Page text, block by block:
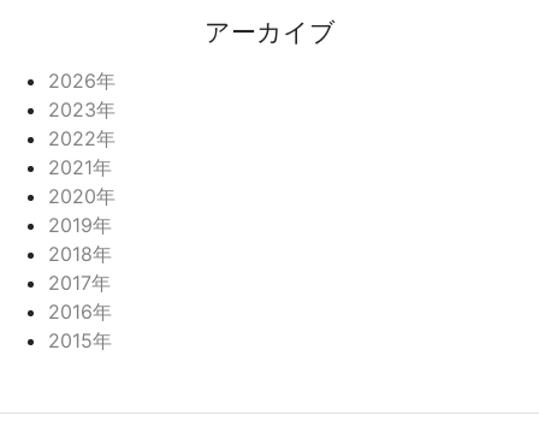
アーカイブ
2026年
2023年
2022年
2021年
2020年
2019年
2018年
2017年
2016年
2015年